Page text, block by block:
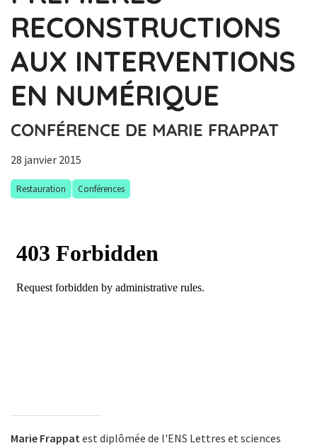
RECONSTRUCTIONS
AUX INTERVENTIONS
EN NUMÉRIQUE
CONFÉRENCE DE MARIE FRAPPAT
28 janvier 2015
Restauration Conférences
Marie Frappatest diplômée de l'ENS Lettres et sciences